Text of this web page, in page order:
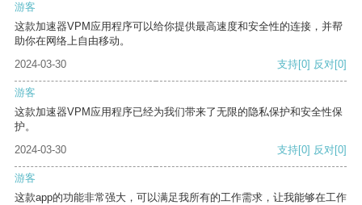
游客
这款加速器VPM应用程序可以给你提供最高速度和安全性的连接，并帮
助你在网络上自由移动。
2024-03-30
支持[0] 反对[0]
游客
这款加速器VPM应用程序已经为我们带来了无限的隐私保护和安全性保
护。
2024-03-30
支持[0] 反对[0]
游客
这款app的功能非常强大，可以满足我所有的工作需求，让我能够在工作